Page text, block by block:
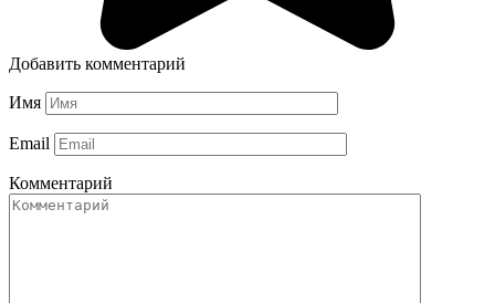
Добавить комментарий
Имя
Email
Комментарий